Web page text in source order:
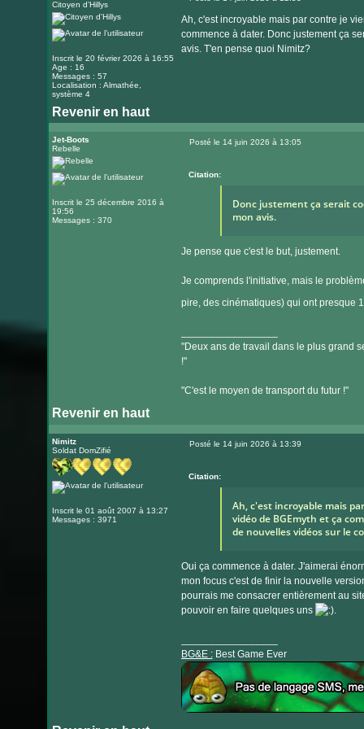
internet
Citoyen d'Hillys
Inscrit le 20 février 2026 à 16:55
Age : 16
Messages : 57
Localisation : Almathée,
système 4
Ah, c'est incroyable mais par contre je
commence à dater. Donc justement ça
avis. T'en pense quoi Nimitz?
Revenir en haut
Jet-Boots
Rebelle
Inscrit le 25 décembre 2016 à
19:56
Messages : 370
Posté le 14 juin 2026 à 13:05
Citation:
Donc justement ça serait
mon avis.
Je pense que c'est le but, justement.
Je comprends l'initiative, mais le
pire, des cinématiques) qui ont presque
"Deux ans de travail dans le plus grand
!"
"C'est le moyen de transport du futur !"
Revenir en haut
Nimitz
Soldat DomZifié
Inscrit le 01 août 2007 à 13:27
Messages : 3971
Posté le 14 juin 2026 à 13:39
Citation:
Ah, c'est incroyable mais
vidéo de BGEmyth et ça
de nouvelles vidéos sur le
Oui ça commence à dater. J'aimerai
mon focus c'est de finir la nouvelle
pourrais me consacrer entièrement au
pouvoir en faire quelques uns
.
BG&E :Best Game Ever